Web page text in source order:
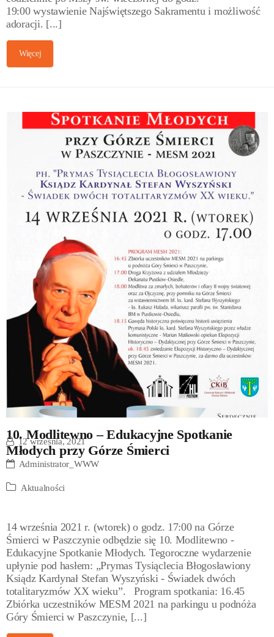
19:00 wystawienie Najświętszego Sakramentu i możliwość
adoracji. [...]
Więcej
10. Modlitewno – Edukacyjne Spotkanie
Młodych przy Górze Śmierci
12 września, 2021
Administrator_WWW
Aktualności
14 września 2021 r. (wtorek) o godz. 17:00 na Górze
Śmierci w Paszczynie odbędzie się 10. Modlitewno -
Edukacyjne Spotkanie Młodych. Tegoroczne wydarzenie
upłynie pod hasłem: „Prymas Tysiąclecia Błogosławiony
Ksiądz Kardynał Stefan Wyszyński - Świadek dwóch
totalitaryzmów XX wieku”. Program spotkania: 16.45
Zbiórka uczestników MESM 2021 na parkingu u podnóża
Góry Śmierci w Paszczynie, [...]